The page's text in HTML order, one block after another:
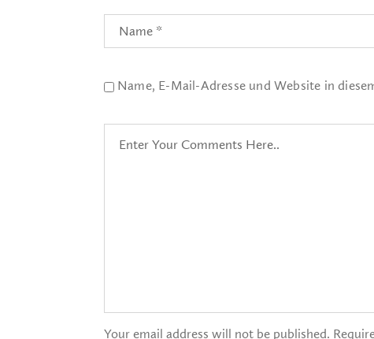
Name, E-Mail-Adresse und Website in
Your email address will not be published.